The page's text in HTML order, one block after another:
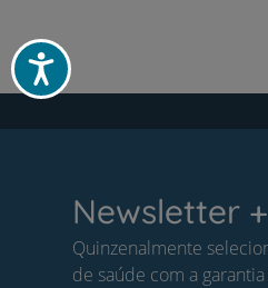
Acessibilidade
Newsletter
Quinzenalmente
de saúde com a